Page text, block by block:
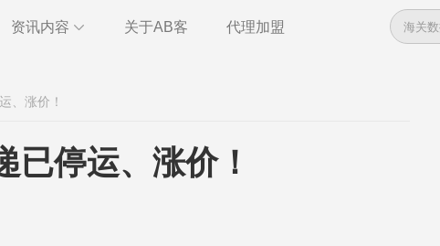
资讯内容 关于AB客 代理加盟
、涨价！
已停运、涨价！